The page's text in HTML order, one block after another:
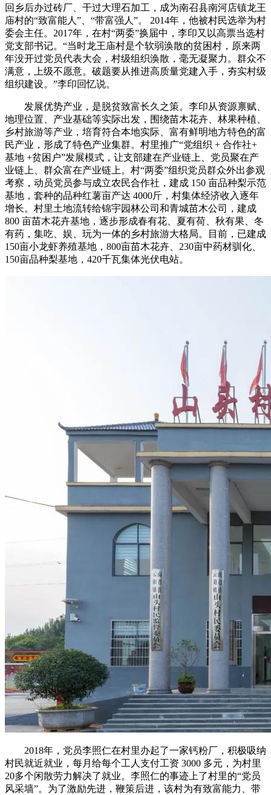
回乡后办过砖厂、干过大理石加工，成为南召县南河店镇龙王
庙村的“致富能人”、“带富强人”。 2014年，他被村民选举为村
委会主任。2017年，在村“两委”换届中，李印又以高票当选村
党支部书记。“当时龙王庙村是个软弱涣散的贫困村，原来两
年没开过党员代表大会，村级组织涣散，毫无凝聚力。群众不
满意，上级不愿意。破题要从推进高质量党建入手，夯实村级
组织建设。”李印回忆说。
发展优势产业，是脱贫致富长久之策。李印从资源禀赋、
地理位置、产业基础等实际出发，围绕苗木花卉、林果种植、
乡村旅游等产业，培育符合本地实际、富有鲜明地方特色的富
民产业，形成了特色产业集群。村里推广“党组织 + 合作社+
基地 +贫困户”发展模式，让支部建在产业链上、党员聚在产
业链上、群众富在产业链上。村“两委”组织党员群众外出参观
考察，动员党员参与成立农民合作社，建成 150 亩品种梨示范
基地，套种的品种红薯亩产达 4000斤，村集体经济收入逐年
增长。村里土地流转给锦宇园林公司和青城苗木公司，建成
800 亩苗木花卉基地，逐步形成春有花、夏有荷、秋有果、冬
有药，集吃、娱、玩为一体的乡村旅游大格局。目前，已建成
150亩小龙虾养殖基地，800亩苗木花卉、230亩中药材驯化、
150亩品种梨基地，420千瓦集体光伏电站。
2018年，党员李照仁在村里办起了一家钙粉厂，积极吸纳
村民就近就业，每月给每个工人支付工资 3000 多元，为村里
20多个闲散劳力解决了就业。李照仁的事迹上了村里的“党员
风采墙”。为了激励先进，鞭策后进，该村为有致富能力、带